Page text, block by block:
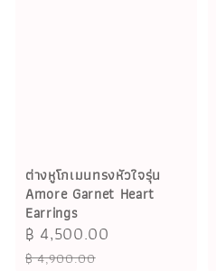
ต่างหูโกเมนทรงหัวใจรุ่น
Amore Garnet Heart
Earrings
Sale
price
฿ 4,500.00
฿ 4,900.00